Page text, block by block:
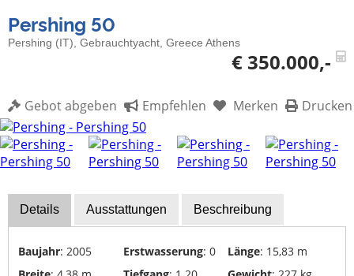
Gewerbliche
Verkäufer
Auktionen
Yachtmakler
Bootszubehör
Gestohlene
Pershing 50
Pershing (IT), Gebrauchtyacht, Greece Athens
€ 350.000,-
Gebot abgeben Empfehlen Merken Drucken
Details Ausstattungen Beschreibung
Baujahr: 2005 Erstwasserung: 0 Länge: 15,83 m